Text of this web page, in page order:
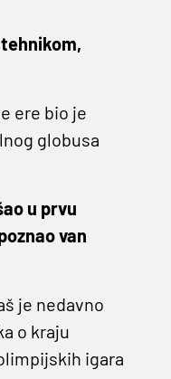
ere bio je
globusa
u prvu
van
je nedavno
o kraju
igara